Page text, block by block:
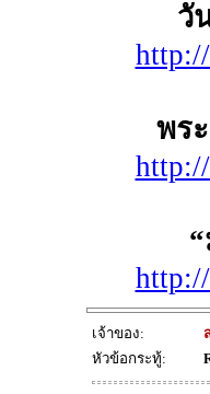
วั
พร
เจ้าของ:
หัวข้อกระทู้: